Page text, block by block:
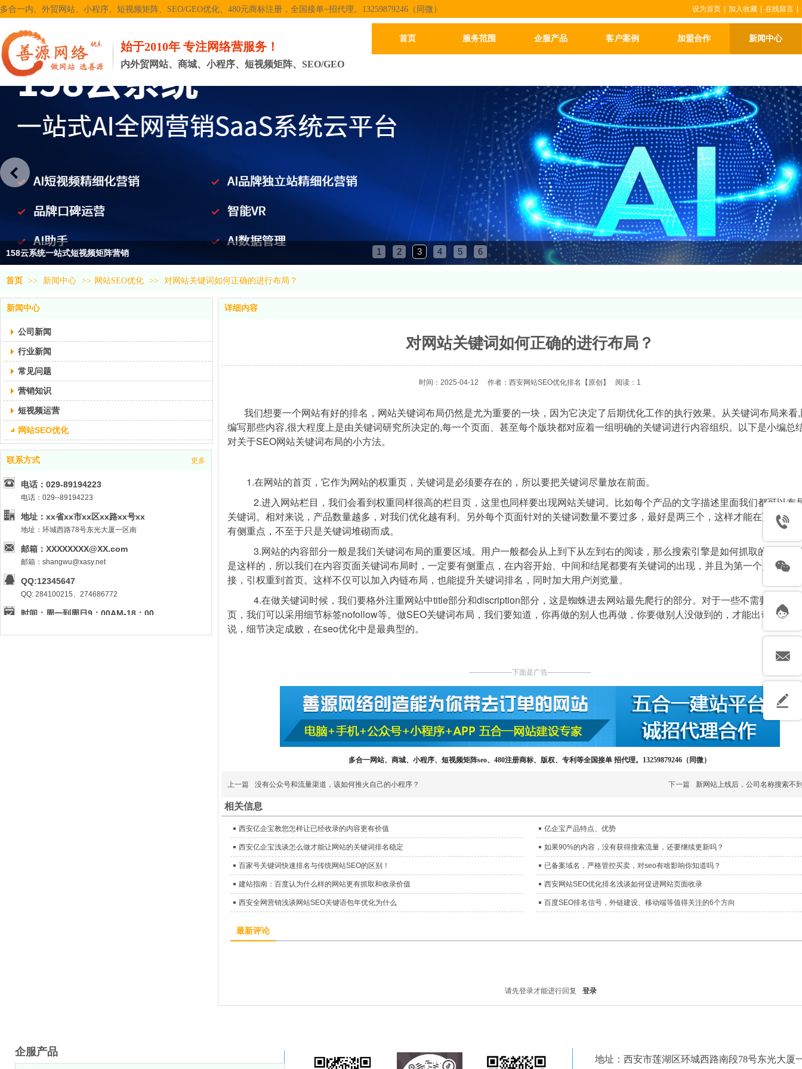
多合一内、外贸网站、小程序、短视频矩阵、SEO/GEO优化、480元商标注册，全国接单~招代理。13259879246（同微）
始于2010年 专注网络营服务！
内外贸网站、商城、小程序、短视频矩阵、SEO/GEO
首页 服务范围 企服产品 客户案例 加盟合作 新闻中心
设为首页 加入收藏 在线留言
1 2 3 4 5 6
158云系统一站式短视频矩阵营销
首页 >> 新闻中心 >> 网站SEO优化 >> 对网站关键词如何正确的进行布局？
新闻中心
公司新闻
行业新闻
常见问题
营销知识
短视频运营
网站SEO优化
联系方式 更多
电话：029-89194223
电话：029--89194223
地址：xx省xx市xx区xx路xx号xx
地址：环城西路78号东光大厦一区南
邮箱：XXXXXXXX@XX.com
邮箱：shangwu@xasy.net
QQ:12345647
QQ: 284100215、274686772
时间：周一到周日9：00AM-18：00
详细内容
对网站关键词如何正确的进行布局？
时间：2025-04-12 作者：西安网站SEO优化排名 【原创】 阅读：1
我们想要一个网站有好的排名，网站关键词布局仍然是尤为重要的一块，因为它决定了后期优化工作的执行效果。从关键词布局来看
编写那些内容,很大程度上是由关键词研究所决定的,每一个页面、甚至每个版块都对应着一组明确的关键词进行内容组织。以下是小编总
对关于SEO网站关键词布局的小方法。
1.在网站的首页，它作为网站的权重页，关键词是必须要存在的，所以要把关键词尽量放在前面。
2.进入网站栏目，我们会看到权重同样很高的栏目页，这里也同样要出现网站关键词。比如每个产品的文字描述里面我们都可以布
关键词。相对来说，产品数量越多，对我们优化越有利。另外每个页面针对的关键词数量不要过多，最好是两三个，这样才能在页面编
有侧重点，不至于只是关键词堆砌而成。
3.网站的内容部分一般是我们关键词布局的重要区域。用户一般都会从上到下从左到右的阅读，那么搜索引擎是如何抓取的呢？我
是这样的，所以我们在内容页面关键词布局时，一定要有侧重点，在内容开始、中间和结尾都要有关键词的出现，并且为第一个关键词
接，引权重到首页。这样不仅可以加入内链布局，也能提升关键词排名，同时加大用户浏览量。
4.在做关键词时候，我们要格外注重网站中title部分和discription部分，这是蜘蛛进去网站最先爬行的部分。对于一些不需要特别关
页，我们可以采用细节标签nofollow等。做SEO关键词布局，我们要知道，你再做的别人也再做，你要做别人没做到的，才能出奇制胜。
说，细节决定成败，在seo优化中是最典型的。
——————下面是广告——————
多合一网站、商城、小程序、短视频矩阵seo、480注册商标、版权、专利等全国接单 招代理。13259879246（同微）
上一篇 没有公众号和流量渠道，该如何推火自己的小程序？ 下一篇 新网站上线后，公司名称搜索不
相关信息
西安亿企宝教您怎样让已经收录的内容更有价值 亿企宝产品特点、优势
西安亿企宝浅谈怎么做才能让网站的关键词排名稳定 如果90%的内容，没有获得搜索流量，还要继续更新吗？
百家号关键词快速排名与传统网站SEO的区别！ 已备案域名，严格管控买卖，对seo有啥影响你知道吗？
建站指南：百度认为什么样的网站更有抓取和收录价值 西安网站SEO优化排名浅谈如何促进网站页面收录
西安全网营销浅谈网站SEO关键语包年优化为什么 百度SEO排名信号，外链建设、移动端等值得关注的6个方向
最新评论
请先登录才能进行回复 登录
地址：西安市莲湖区环城西路南段78号东光大厦
企服产品